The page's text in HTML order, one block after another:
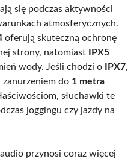
się podczas aktywności
atmosferycznych.
oferują skuteczną ochronę
strony, natomiast
IPX5
wody. Jeśli chodzi o
IPX7,
do 1 metra
słuchawki te
joggingu czy jazdy na
przynosi coraz więcej